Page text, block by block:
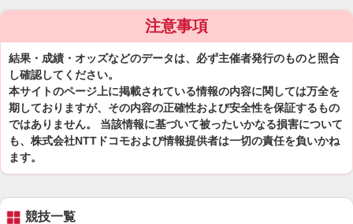
注意事項
結果・成績・オッズなどのデータは、必ず主催者発行のものと照合
し確認してください。
本サイトのページ上に掲載されている情報の内容に関しては万全を
期しておりますが、その内容の正確性および安全性を保証するもの
ではありません。 当該情報に基づいて被ったいかなる損害について
も、株式会社NTTドコモおよび情報提供者は一切の責任を負いかね
ます。
競技一覧